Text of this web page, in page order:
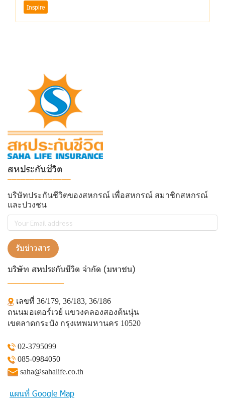
Inspire
สหประกันชีวิต
บริษัทประกันชีวิตของสหกรณ์ เพื่อสหกรณ์ สมาชิกสหกรณ์
และปวงชน
รับข่าวสาร
บริษัท สหประกันชีวิต จำกัด (มหาชน)
เลขที่ 36/179, 36/183, 36/186
ถนนมอเตอร์เวย์ แขวงคลองสองต้นนุ่น
เขตลาดกระบัง กรุงเทพมหานคร 10520
02-3795099
085-0984050
saha@sahalife.co.th
แผนที่ Google Map